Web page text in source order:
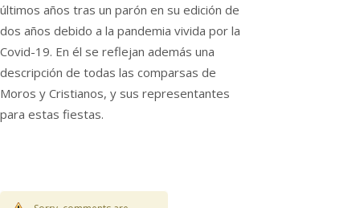
últimos años tras un parón en su edición de
dos años debido a la pandemia vivida por la
Covid-19. En él se reflejan además una
descripción de todas las comparsas de
Moros y Cristianos, y sus representantes
para estas fiestas.